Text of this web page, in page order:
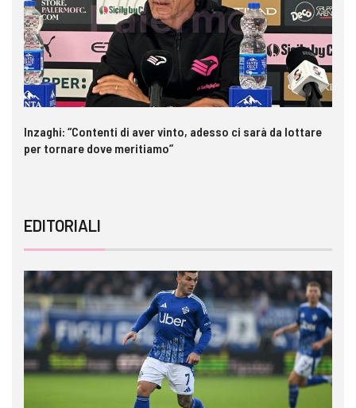
Inzaghi: “Contenti di aver vinto, adesso ci sarà da lottare
per tornare dove meritiamo”
EDITORIALI